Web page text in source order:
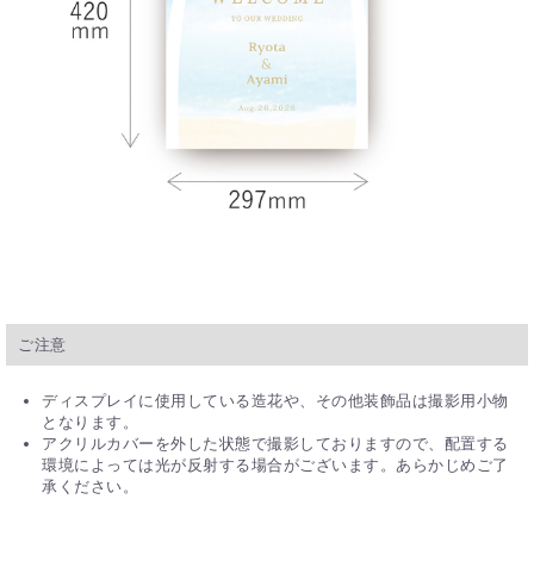
ご注意
ディスプレイに使用している造花や、その他装飾品は撮影用小物
となります。
アクリルカバーを外した状態で撮影しておりますので、配置する
環境によっては光が反射する場合がございます。あらかじめご了
承ください。